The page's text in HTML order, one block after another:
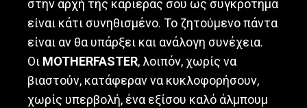
στην αρχή της καριέρας σου ως συγκρότημα
είναι κάτι συνηθισμένο. Το ζητούμενο πάντα
είναι αν θα υπάρξει και ανάλογη συνέχεια.
Οι MOTHERFASTER, λοιπόν, χωρίς να
βιαστούν, κατάφεραν να κυκλοφορήσουν,
χωρίς υπερβολή, ένα εξίσου καλό άλμπουμ